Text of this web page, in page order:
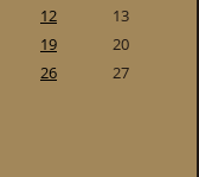
12
13
19
20
26
27